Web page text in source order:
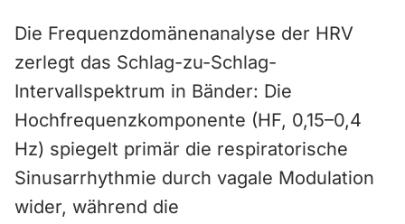
Die Frequenzdomänenanalyse der HRV
zerlegt das Schlag-zu-Schlag-
Intervallspektrum in Bänder: Die
Hochfrequenzkomponente (HF, 0,15–0,4
Hz) spiegelt primär die respiratorische
Sinusarrhythmie durch vagale Modulation
wider, während die